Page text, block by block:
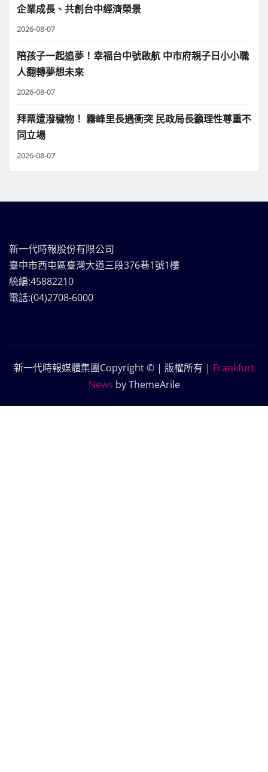
企業成長、共創台中經濟榮景
2026-08-07
陪孩子一起追夢！幸福台中號啟航 中市府親子日小小職
人翻轉夢想未來
2026-08-07
拜票遭潑穢物！ 霧峰里長遇衝突 民政局長籲理性尊重不
同立場
2026-08-07
新一代時報股份有限公司
臺中市西屯區臺灣大道三段376巷1號1樓
統編:45882210
電話:(04)2708-6000
新一代時報媒體集團Copyright © | 版權所有 | Frankfurt
News by ThemeArile